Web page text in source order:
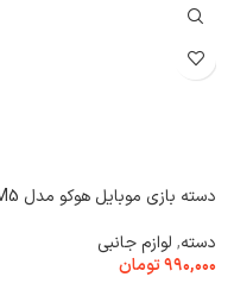
دسته بازی موبایل هوکو مدل GM5
دسته, لوازم جانبی
۹۹۰,۰۰۰تومان